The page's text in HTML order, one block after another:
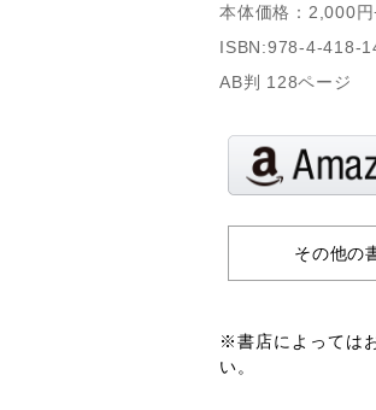
本体価格：2,000円
ISBN:978-4-418-
AB判 128ページ
その他の
※書店によっては
い。